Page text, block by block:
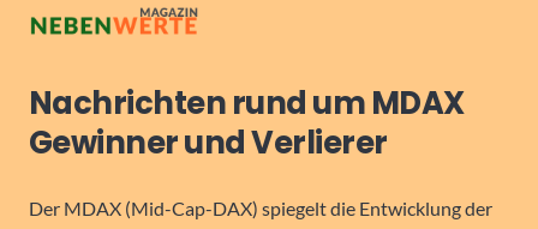
Nachrichten rund um MDAX
Gewinner und Verlierer
Der MDAX (Mid-Cap-DAX) spiegelt die Entwicklung der